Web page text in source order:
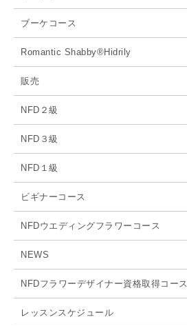
ブーケコース
Romantic Shabby®Hidrily
販売
NFD２級
NFD３級
NFD１級
ビギナーコース
NFDウエディングフラワーコース
NEWS
NFDフラワーデザイナー資格取得コース
レッスンスケジュール